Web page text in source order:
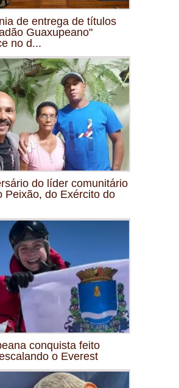
de entrega de títulos
Guaxupeano"
no d...
do líder comunitário
Peixão, do Exército do
conquista feito
o Everest